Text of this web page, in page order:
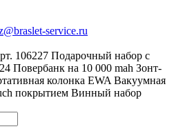
service.ru
106227 Подарочный набор с
Повербанк на 10 000 mah Зонт-
колонка EWA Вакуумная
покрытием Винный набор